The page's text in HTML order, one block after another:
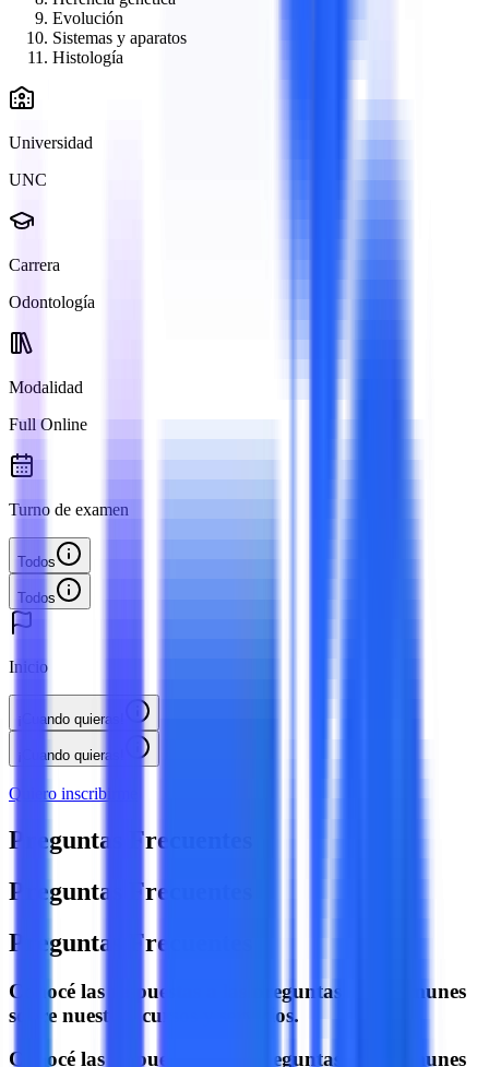
Evolución
Sistemas y aparatos
Histología
Universidad
UNC
Carrera
Odontología
Modalidad
Full Online
Turno de examen
Todos
Todos
Inicio
¡Cuando quieras!
¡Cuando quieras!
Quiero inscribirme
Preguntas Frecuentes
Preguntas Frecuentes
Preguntas Frecuentes
Conocé las respuestas a las preguntas más comunes
sobre nuestros cursos y servicios.
Conocé las respuestas a las preguntas más comunes